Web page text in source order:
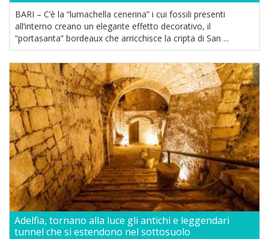
BARI – C’è la “lumachella cenerina” i cui fossili presenti
all’interno creano un elegante effetto decorativo, il
“portasanta” bordeaux che arricchisce la cripta di San ...
Adelfia, tornano alla luce gli antichi e leggendari
tunnel che si estendono nel sottosuolo